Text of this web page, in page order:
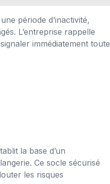
période d’inactivité,
L’entreprise rappelle
immédiatement toute
la base d’un
Ce socle sécurisé
les risques